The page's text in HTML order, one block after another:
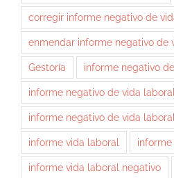
corregir informe negativo de
enmendar informe negativo de
Gestoría informe negativo
informe negativo de vida
informe negativo de vida
informe vida laboral
informe vida laboral negativo